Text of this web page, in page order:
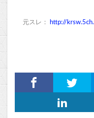
元スレ： http://